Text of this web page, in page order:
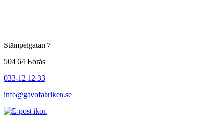
Stämpelgatan 7
504 64 Borås
033-12 12 33
info@gavofabriken.se